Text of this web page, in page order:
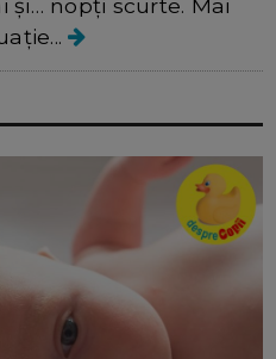
și… nopți scurte. Mai